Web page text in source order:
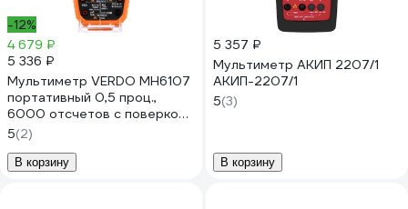
-12%
4 679 ₽
5 336 ₽
Мультиметр VERDO MH6107
портативный 0,5 проц.,
6000 отсчетов с поверкой
MH610700-СП
5(2)
В корзину
5 357 ₽
Мультиметр АКИП 2207/1
АКИП-2207/1
5(3)
В корзину